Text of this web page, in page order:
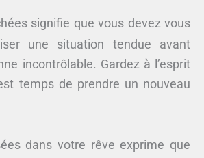
signifie que vous devez vous
une situation tendue avant
incontrôlable. Gardez à l’esprit
temps de prendre un nouveau
dans votre rêve exprime que